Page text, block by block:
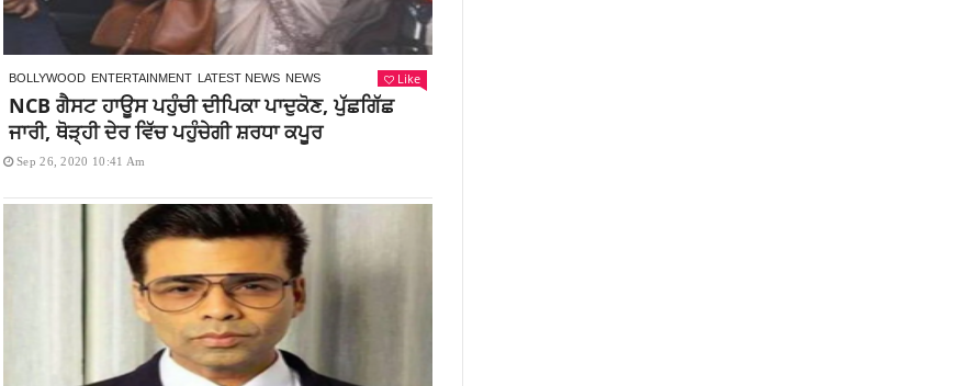
BOLLYWOOD ENTERTAINMENT LATEST NEWS NEWS Like
NCB ਗੈਸਟ ਹਾਊਸ ਪਹੁੰਚੀ ਦੀਪਿਕਾ ਪਾਦੁਕੋਣ, ਪੁੱਛਗਿੱਛ
ਜਾਰੀ, ਥੋੜ੍ਹੀ ਦੇਰ ਵਿੱਚ ਪਹੁੰਚੇਗੀ ਸ਼ਰਧਾ ਕਪੂਰ
Sep 26, 2020 10:41 Am